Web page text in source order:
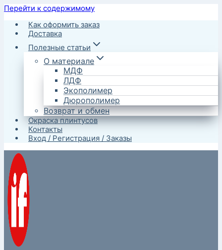
Перейти к содержимому
Как оформить заказ
Доставка
Полезные статьи
О материале
МДФ
ЛДФ
Экополимер
Дюрополимер
Возврат и обмен
Окраска плинтусов
Контакты
Вход / Регистрация / Заказы